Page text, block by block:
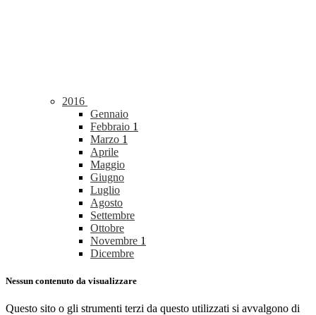
2016
Gennaio
Febbraio 1
Marzo 1
Aprile
Maggio
Giugno
Luglio
Agosto
Settembre
Ottobre
Novembre 1
Dicembre
Nessun contenuto da visualizzare
Questo sito o gli strumenti terzi da questo utilizzati si avvalgono di